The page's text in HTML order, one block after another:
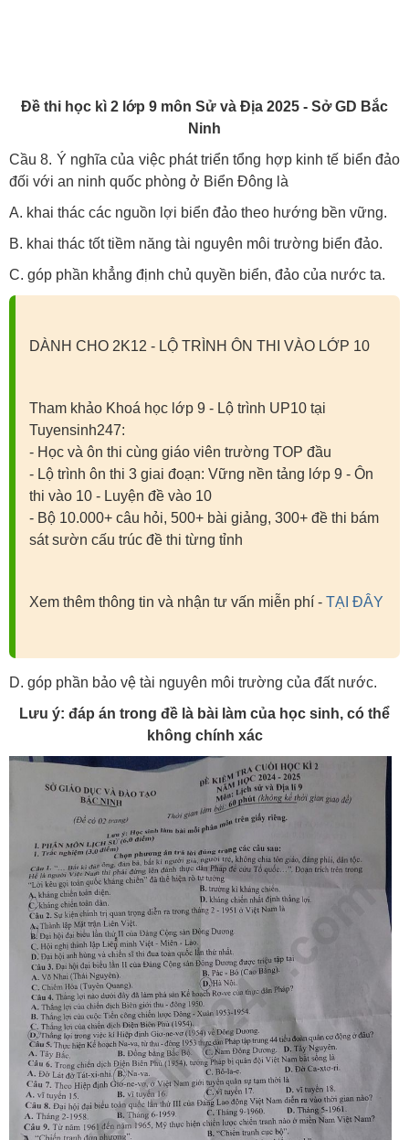
Đề thi học kì 2 lớp 9 môn Sử và Địa 2025 - Sở GD Bắc
Ninh
Cầu 8. Ý nghĩa của việc phát triển tổng hợp kinh tế biển đảo
đối với an ninh quốc phòng ở Biển Đông là
A. khai thác các nguồn lợi biển đảo theo hướng bền vững.
B. khai thác tốt tiềm năng tài nguyên môi trường biển đảo.
C. góp phần khẳng định chủ quyền biển, đảo của nước ta.
DÀNH CHO 2K12 - LỘ TRÌNH ÔN THI VÀO LỚP 10
Tham khảo Khoá học lớp 9 - Lộ trình UP10 tại
Tuyensinh247:
- Học và ôn thi cùng giáo viên trường TOP đầu
- Lộ trình ôn thi 3 giai đoạn: Vững nền tảng lớp 9 - Ôn
thi vào 10 - Luyện đề vào 10
- Bộ 10.000+ câu hỏi, 500+ bài giảng, 300+ đề thi bám
sát sườn cấu trúc đề thi từng tỉnh
Xem thêm thông tin và nhận tư vấn miễn phí - TẠI ĐÂY
D. góp phần bảo vệ tài nguyên môi trường của đất nước.
Lưu ý: đáp án trong đề là bài làm của học sinh, có thể
không chính xác